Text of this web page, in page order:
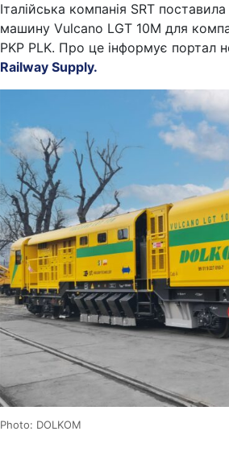
Італійська компанія SRT
машину Vulcano LGT 10M для
PKP PLK. Про це інформує портал
Railway Supply.
Photo: DOLKOM